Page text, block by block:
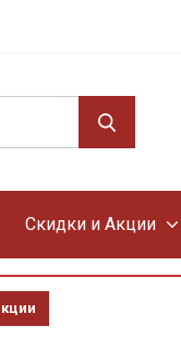
Скидки и Акции